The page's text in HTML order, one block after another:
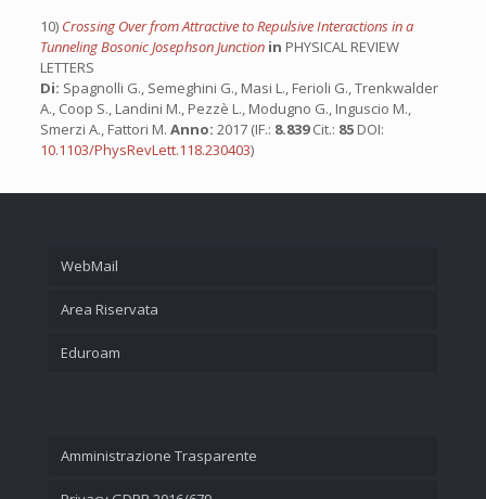
10) Crossing Over from Attractive to Repulsive Interactions in a
Tunneling Bosonic Josephson Junction in PHYSICAL REVIEW
LETTERS
Di: Spagnolli G., Semeghini G., Masi L., Ferioli G., Trenkwalder
A., Coop S., Landini M., Pezzè L., Modugno G., Inguscio M.,
Smerzi A., Fattori M. Anno: 2017 (IF.: 8.839Cit.: 85 DOI:
10.1103/PhysRevLett.118.230403)
WebMail
Area Riservata
Eduroam
Amministrazione Trasparente